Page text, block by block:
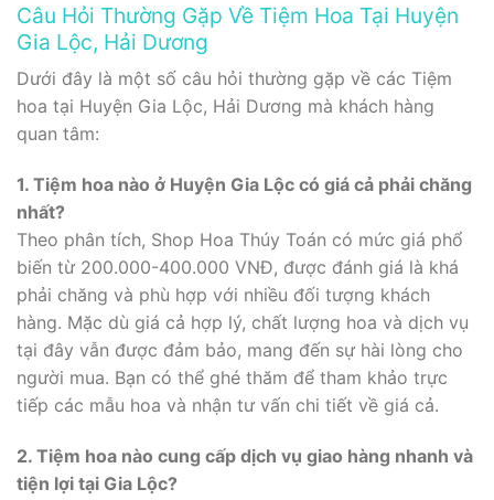
Câu Hỏi Thường Gặp Về Tiệm Hoa Tại Huyện
Gia Lộc, Hải Dương
Dưới đây là một số câu hỏi thường gặp về các Tiệm
hoa tại Huyện Gia Lộc, Hải Dương mà khách hàng
quan tâm:
1. Tiệm hoa nào ở Huyện Gia Lộc có giá cả phải chăng
nhất?
Theo phân tích, Shop Hoa Thúy Toán có mức giá phổ
biến từ 200.000-400.000 VNĐ, được đánh giá là khá
phải chăng và phù hợp với nhiều đối tượng khách
hàng. Mặc dù giá cả hợp lý, chất lượng hoa và dịch vụ
tại đây vẫn được đảm bảo, mang đến sự hài lòng cho
người mua. Bạn có thể ghé thăm để tham khảo trực
tiếp các mẫu hoa và nhận tư vấn chi tiết về giá cả.
2. Tiệm hoa nào cung cấp dịch vụ giao hàng nhanh và
tiện lợi tại Gia Lộc?